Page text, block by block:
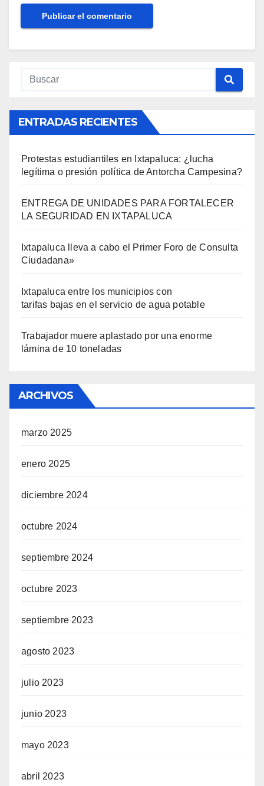
ENTRADAS RECIENTES
Protestas estudiantiles en Ixtapaluca: ¿lucha
legítima o presión política de Antorcha Campesina?
ENTREGA DE UNIDADES PARA FORTALECER
LA SEGURIDAD EN IXTAPALUCA
Ixtapaluca lleva a cabo el Primer Foro de Consulta
Ciudadana»
Ixtapaluca entre los municipios con
tarifas bajas en el servicio de agua potable
Trabajador muere aplastado por una enorme
lámina de 10 toneladas
ARCHIVOS
marzo 2025
enero 2025
diciembre 2024
octubre 2024
septiembre 2024
octubre 2023
septiembre 2023
agosto 2023
julio 2023
junio 2023
mayo 2023
abril 2023